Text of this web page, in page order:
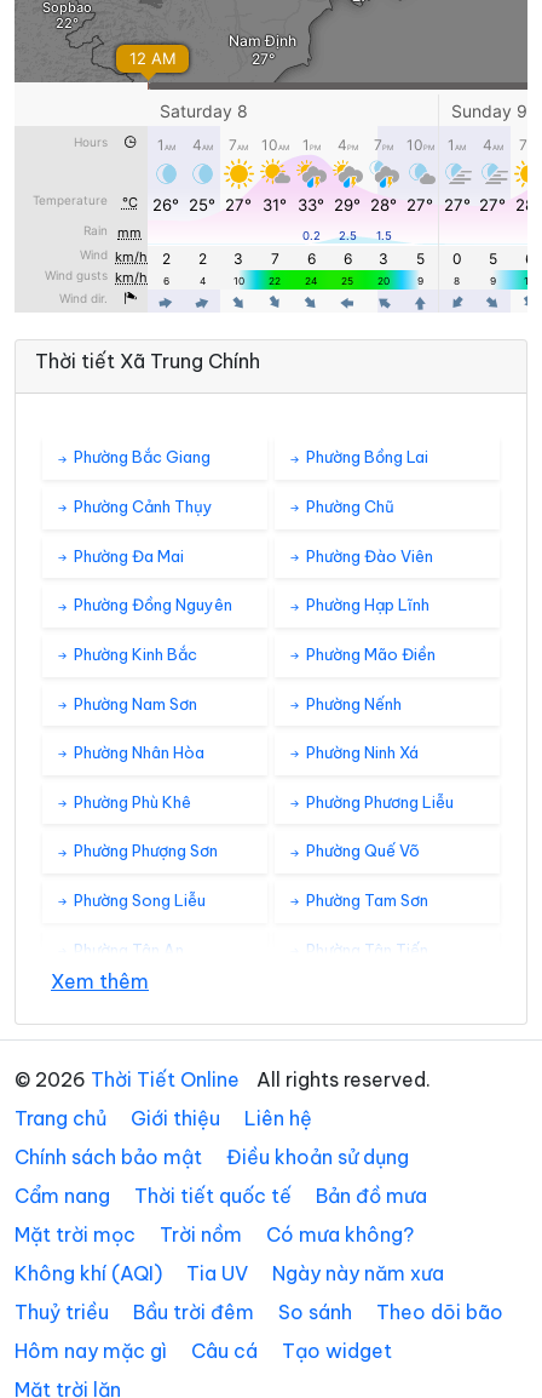
Thời tiết Xã Trung Chính
Phường Bắc Giang Phường Bồng Lai
Phường Cảnh Thụy Phường Chũ
Phường Đa Mai Phường Đào Viên
Phường Đồng Nguyên Phường Hạp Lĩnh
Phường Kinh Bắc Phường Mão Điền
Phường Nam Sơn Phường Nếnh
Phường Nhân Hòa Phường Ninh Xá
Phường Phù Khê Phường Phương Liễu
Phường Phượng Sơn Phường Quế Võ
Phường Song Liễu Phường Tam Sơn
Phường Tân An Phường Tân Tiến
Phường Từ Sơn
Phường Vân Hà Phường Việt Yên
Phường Võ Cường Phường Vũ Ninh
Phường Yên Dũng Xã An Lạc
Xã Biển Động Xã Biên Sơn
Xã Bố Hạ
Xem thêm
© 2026 Thời Tiết Online
All rights reserved.
Trang chủ
Giới thiệu
Liên hệ
Chính sách bảo mật
Điều khoản sử dụng
Cẩm nang
Thời tiết quốc tế
Bản đồ mưa
Mặt trời mọc
Trời nồm
Có mưa không?
Không khí (AQI)
Tia UV
Ngày này năm xưa
Thuỷ triều
Bầu trời đêm So sánh
Theo dõi bão
Hôm nay mặc gì
Câu cá
Tạo widget
Mặt trời lặn